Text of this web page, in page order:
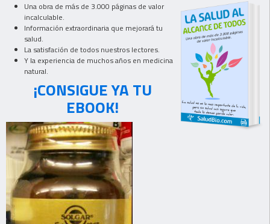
Una obra de más de 3.000 páginas de valor
incalculable.
Información extraordinaria que mejorará tu
salud.
La satisfación de todos nuestros lectores.
Y la experiencia de muchos años en medicina
natural.
¡CONSIGUE YA TU
EBOOK!